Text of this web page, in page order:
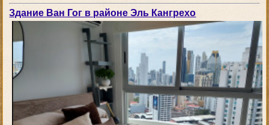
Здание Ван Гог в районе Эль Кангрехо